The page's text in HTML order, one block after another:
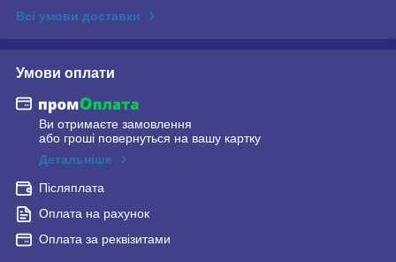
Всі умови доставки
Умови оплати
Ви отримаєте замовлення
або гроші повернуться на вашу картку
Детальніше
Післяплата
Оплата на рахунок
Оплата за реквізитами